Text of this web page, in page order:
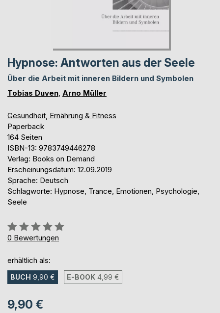
Hypnose: Antworten aus der Seele
Über die Arbeit mit inneren Bildern und Symbolen
Tobias Duven Arno Müller
Gesundheit, Ernährung & Fitness
Paperback
164 Seiten
ISBN-13: 9783749446278
Verlag: Books on Demand
Erscheinungsdatum: 12.09.2019
Sprache: Deutsch
Schlagworte: Hypnose, Trance, Emotionen, Psychologie,
Seele
Bewertung::
0%
0 Bewertungen
erhältlich als:
BUCH 9,90 € E-BOOK 4,99 €
9,90 €